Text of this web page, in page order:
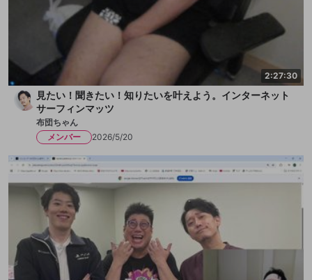
2:27:30
見たい！聞きたい！知りたいを叶えよう。インターネット
サーフィンマッツ
布団ちゃん
メンバー
2026/5/20